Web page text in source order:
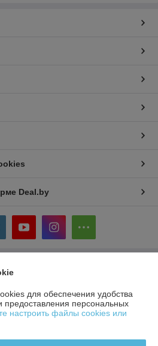
Deal.by
г.Минск, пер. Домашевский, 9-9
190859074
для обеспечения удобства
предоставления персональных
настроить файлы cookies или